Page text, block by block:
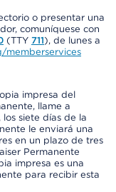
o presentar una
comuníquese con
(TTY 711), de lunes a
memberservices
impresa del
llame a
, los siete días de la
le enviará una
en un plazo de tres
Permanente
impresa es una
para recibir esta